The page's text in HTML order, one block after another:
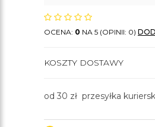
OCENA: 0 NA 5 (OPINII: 0)
KOSZTY DOSTAWY
od 30 zł przesyłka